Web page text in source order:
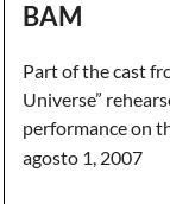
BAM
Part of the cast
Universe”
performance on
agosto 1, 2007